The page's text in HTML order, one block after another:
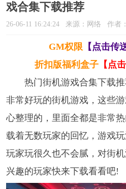
戏合集下载推荐
26-06-11 16:24:24 来源：网络 作者
GM权限 【点击传
折扣版福利盒子 【点
热门街机游戏合集下载
非常好玩的街机游戏，这些
心整理的，里面全都是非常
载着无数玩家的回忆，游戏
玩家玩很久也不会腻，对街
兴趣的玩家快来下载看看吧!